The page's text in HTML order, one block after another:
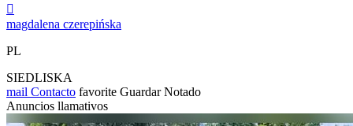

magdalena czerepińska
PL
SIEDLISKA
mail Contacto favorite Guardar Notado
Anuncios llamativos